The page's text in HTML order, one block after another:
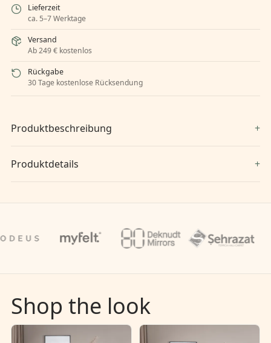
Lieferzeit
ca. 5–7 Werktage
Versand
Ab 249 € kostenlos
Rückgabe
30 Tage kostenlose Rücksendung
Produktbeschreibung
Produktdetails
Shop the look